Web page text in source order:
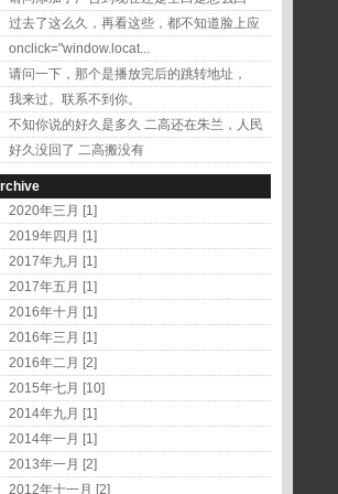
事？ 二...
过去了这么久，再看这些，都不知道脸上应
该出现的是什...
onclick="window.locat...
请问一下，那个是播放完后的跳转地址，
onclick...
我来过。联系不到你。
不知你说的好久是多久 二高还在朱兰，人民
医院东边...
好久没回了 二高搬没有
啊？？？？？？？？？？？？？...
2020年三月 [1]
2019年四月 [1]
2017年九月 [1]
2017年五月 [1]
2016年十月 [1]
2016年三月 [1]
2016年二月 [2]
2015年七月 [10]
2014年九月 [1]
2014年一月 [1]
2013年一月 [2]
2012年十一月 [2]